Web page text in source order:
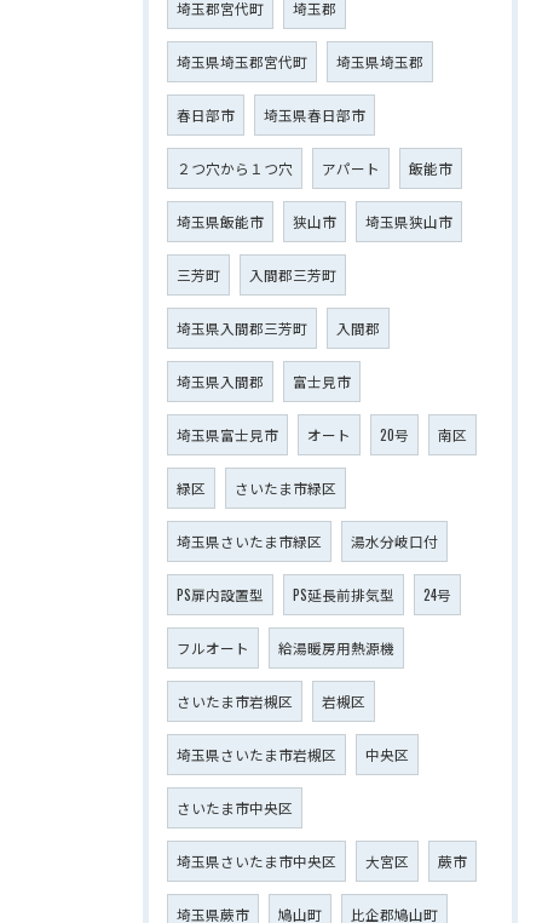
埼玉郡宮代町 埼玉郡
埼玉県埼玉郡宮代町 埼玉県埼玉郡
春日部市 埼玉県春日部市
２つ穴から１つ穴 アパート 飯能市
埼玉県飯能市 狭山市 埼玉県狭山市
三芳町 入間郡三芳町
埼玉県入間郡三芳町 入間郡
埼玉県入間郡 富士見市
埼玉県富士見市 オート 20号 南区
緑区 さいたま市緑区
埼玉県さいたま市緑区 湯水分岐口付
PS扉内設置型 PS延長前排気型 24号
フルオート 給湯暖房用熱源機
さいたま市岩槻区 岩槻区
埼玉県さいたま市岩槻区 中央区
さいたま市中央区
埼玉県さいたま市中央区 大宮区 蕨市
埼玉県蕨市 鳩山町 比企郡鳩山町